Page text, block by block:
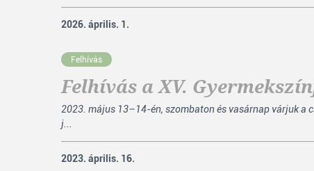
2026. április. 1.
Felhívás
Felhívás a XV.
2023. május 13–14-én, szombaton és vasárnap várjuk a
j...
2023. április. 16.